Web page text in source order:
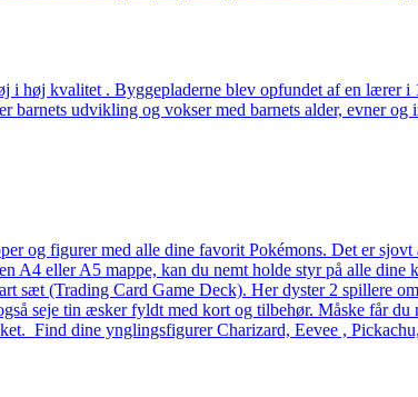
i høj kvalitet . Byggepladerne blev opfundet af en lærer
udvikling og vokser med barnets alder, evner og
og figurer med alle dine favorit Pokémons. Det er
A4 eller A5 mappe, kan du nemt holde styr på alle dine
sæt (Trading Card Game Deck). Her dyster 2 spillere
seje tin æsker fyldt med kort og tilbehør. Måske får du
Find dine ynglingsfigurer Charizard, Eevee ,